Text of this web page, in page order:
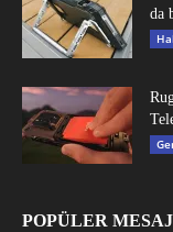
da
POPÜLER